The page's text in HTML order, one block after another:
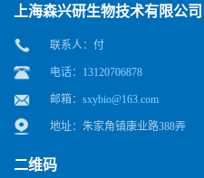
上海森兴研生物技术有限公司
联系人：付
电话：13120706878
邮箱： sxybio@163.com
地址：朱家角镇康业路388弄
二维码